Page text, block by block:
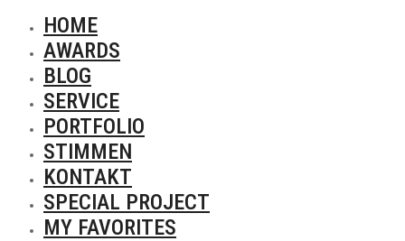
HOME
AWARDS
BLOG
SERVICE
PORTFOLIO
STIMMEN
KONTAKT
SPECIAL PROJECT
MY FAVORITES